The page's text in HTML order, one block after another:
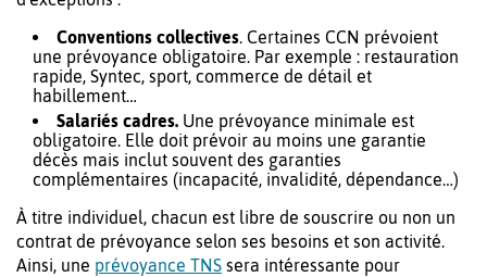
Conventions collectives . Certaines CCN prévoient
une prévoyance obligatoire. Par exemple : restauration
rapide, Syntec, sport, commerce de détail et
habillement…
Salariés cadres. Une prévoyance minimale est
obligatoire. Elle doit prévoir au moins une garantie
décès mais inclut souvent des garanties
complémentaires (incapacité, invalidité, dépendance…)
À titre individuel, chacun est libre de souscrire ou non un
contrat de prévoyance selon ses besoins et son activité.
Ainsi, une prévoyance TNS sera intéressante pour